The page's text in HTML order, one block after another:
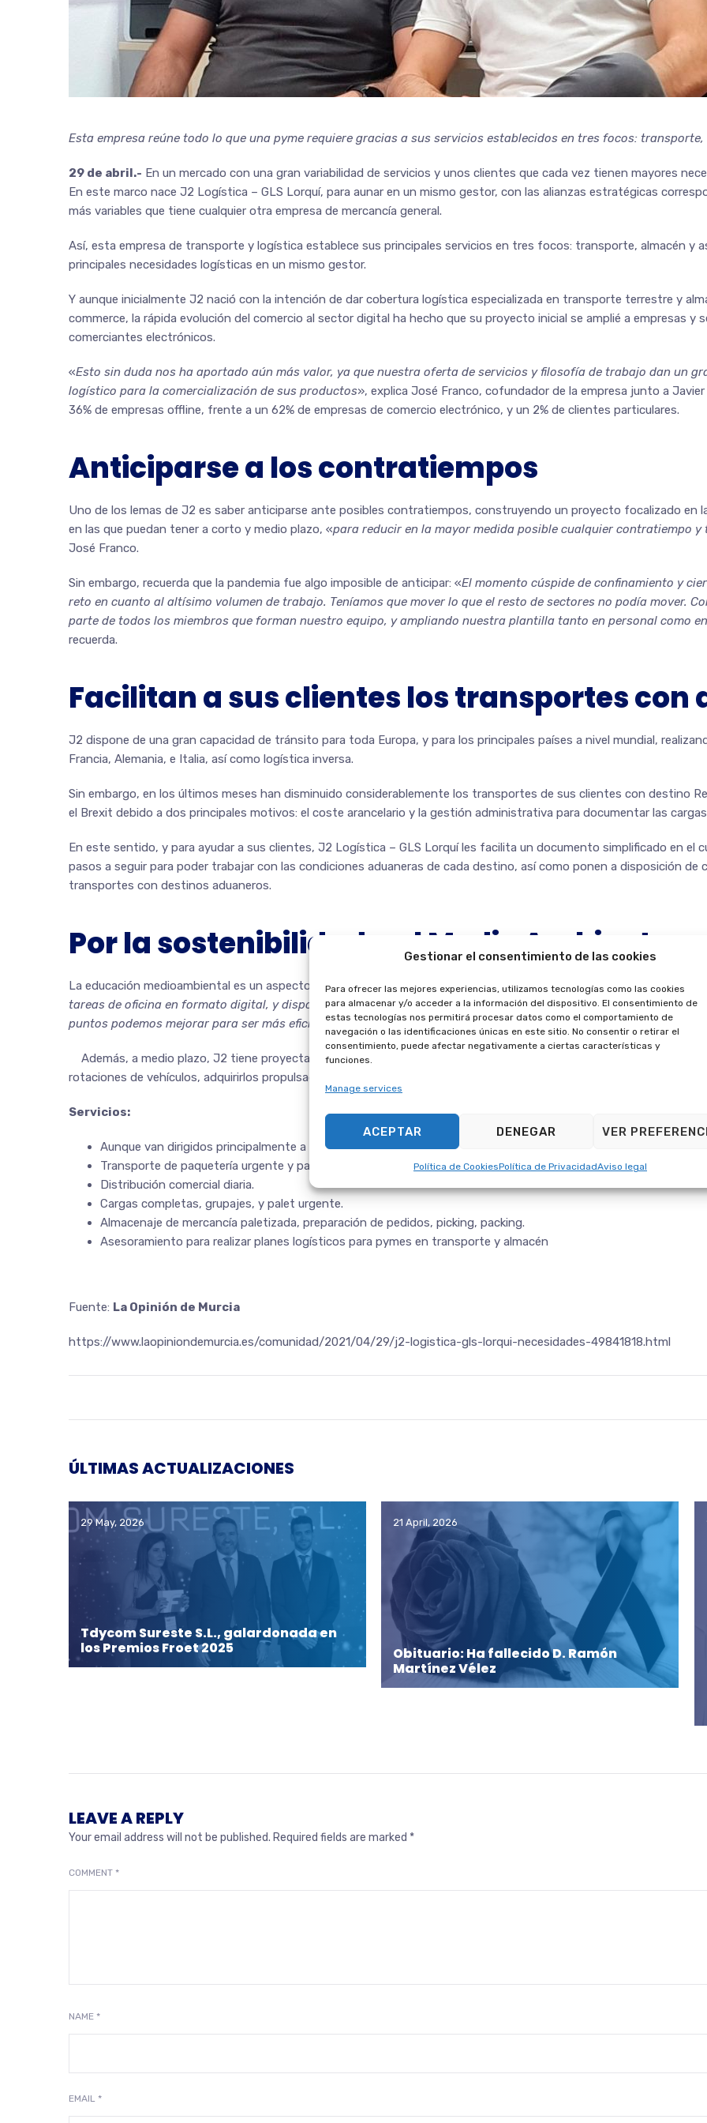
Gestionar el consentimiento de las cookies
Para ofrecer las mejores experiencias, utilizamos tecnologías como las cookies
para almacenar y/o acceder a la información del dispositivo. El consentimiento de
estas tecnologías nos permitirá procesar datos como el comportamiento de
navegación o las identificaciones únicas en este sitio. No consentir o retirar el
consentimiento, puede afectar negativamente a ciertas características y
funciones.
Manage services
ACEPTAR DENEGAR VER
Política de CookiesPolítica de PrivacidadAviso legal
Esta empresa reúne todo lo que una pyme requiere gracias a sus servicios establecidos en tres focos:
29 de abril.- En un mercado con una gran variabilidad de servicios y unos clientes que cada vez tienen mayores
En este marco nace J2 Logística – GLS Lorquí, para aunar en un mismo gestor, con las alianzas estratégicas
más variables que tiene cualquier otra empresa de mercancía general.
Así, esta empresa de transporte y logística establece sus principales servicios en tres focos: transporte, almacén y
principales necesidades logísticas en un mismo gestor.
Y aunque inicialmente J2 nació con la intención de dar cobertura logística especializada en transporte terrestre y
commerce, la rápida evolución del comercio al sector digital ha hecho que su proyecto inicial se amplié a empresas
comerciantes electrónicos.
«Esto sin duda nos ha aportado aún más valor, ya que nuestra oferta de servicios y filosofía de trabajo dan un
logístico para la comercialización de sus productos», explica José Franco, cofundador de la empresa junto a
36% de empresas offline, frente a un 62% de empresas de comercio electrónico, y un 2% de clientes particulares.
Anticiparse a los contratiempos
Uno de los lemas de J2 es saber anticiparse ante posibles contratiempos, construyendo un proyecto focalizado en
en las que puedan tener a corto y medio plazo, «para reducir en la mayor medida posible cualquier contratiempo
José Franco.
Sin embargo, recuerda que la pandemia fue algo imposible de anticipar: «El momento cúspide de confinamiento y
reto en cuanto al altísimo volumen de trabajo. Teníamos que mover lo que el resto de sectores no podía mover.
parte de todos los miembros que forman nuestro equipo, y ampliando nuestra plantilla tanto en personal como
recuerda.
Facilitan a sus clientes los transportes con
J2 dispone de una gran capacidad de tránsito para toda Europa, y para los principales países a nivel mundial,
Francia, Alemania, e Italia, así como logística inversa.
Sin embargo, en los últimos meses han disminuido considerablemente los transportes de sus clientes con destino
el Brexit debido a dos principales motivos: el coste arancelario y la gestión administrativa para documentar las
En este sentido, y para ayudar a sus clientes, J2 Logística – GLS Lorquí les facilita un documento simplificado en el
pasos a seguir para poder trabajar con las condiciones aduaneras de cada destino, así como ponen a disposición
transportes con destinos aduaneros.
Por la sostenibilidad y el Medio Ambiente
La educación medioambiental es un aspecto básico del día a día de J2 Logística – GLS Lorquí. «Desde el principio
tareas de oficina en formato digital, y disponemos de aplicaciones para poder monitorizar los consumos de
puntos podemos mejorar para ser más eficientes», explica Javier Morales, copropietario de esta empresa de
Además, a medio plazo, J2 tiene proyectado instalar paneles solares en sus instalaciones para dar suministro a su
rotaciones de vehículos, adquirirlos propulsados por energías alternativas al combustible petrolífero.
Servicios:
Aunque van dirigidos principalmente a pymes, también ofrecen servicios a particulares de forma puntual.
Transporte de paquetería urgente y paletizado con ámbito local, nacional, y europeo.
Distribución comercial diaria.
Cargas completas, grupajes, y palet urgente.
Almacenaje de mercancía paletizada, preparación de pedidos, picking, packing.
Asesoramiento para realizar planes logísticos para pymes en transporte y almacén
Fuente: La Opinión de Murcia
https://www.laopiniondemurcia.es/comunidad/2021/04/29/j2-logistica-gls-lorqui-necesidades-49841818.html
ÚLTIMAS ACTUALIZACIONES
29 May, 2026
Tdycom Sureste S.L., galardonada en
los Premios Froet 2025
21 April, 2026
Obituario: Ha fallecido D. Ramón
Martínez Vélez
LEAVE A REPLY
Your email address will not be published. Required fields are marked *
COMMENT *
NAME *
EMAIL *